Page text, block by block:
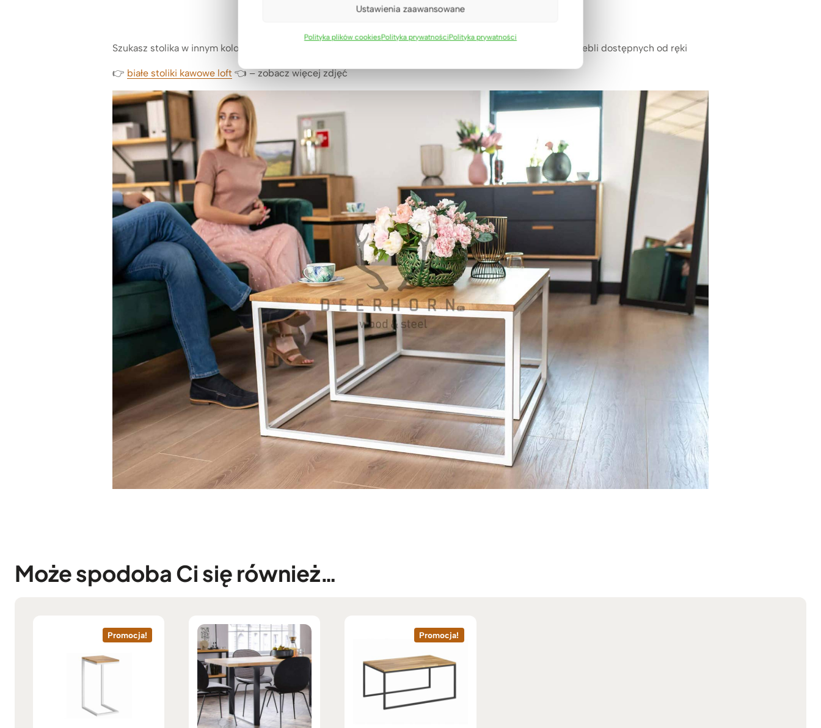
Ustawienia zaawansowane
Polityka plików cookiesPolityka prywatnościPolityka prywatności
Szukasz stolika w innym kolorze lub rozmiarze? Zadzwoń lub napisz do nas. Mamy bardzo wiele wzorów mebli dostępnych od ręki
👉 białe stoliki kawowe loft 👈 – zobacz więcej zdjęć
Może spodoba Ci się również…
Promocja! Promocja!